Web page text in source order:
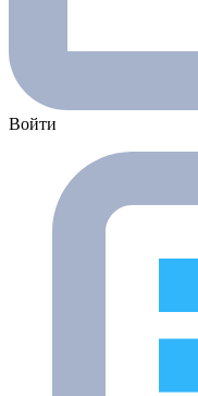
Войти